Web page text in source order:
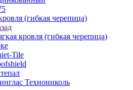
(гибкая черепица)
кровля (гибкая черепица)
Tile
Технониколь